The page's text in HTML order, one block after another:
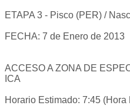
ETAPA 3 - Pisco (PER) /
FECHA: 7 de Enero de 2013
ACCESO A ZONA DE
ICA
Horario Estimado: 7:45 (Hora